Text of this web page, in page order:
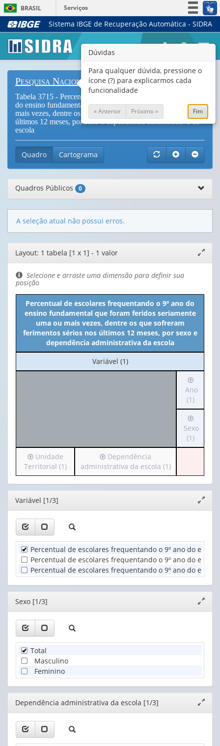
BRASIL
Serviços
Simplifique!
Legislação
Canais
Sistema IBGE de Recuperação Automática - SIDRA
Pesquisa Nacional de Saúde do Escolar
Tabela 3715 - Percentual de escolares frequentando o 9º ano
do ensino fundamental que foram feridos seriamente uma ou
mais vezes, dentre os que sofreram ferimentos sérios nos
últimos 12 meses, por sexo e dependência administrativa da
escola
Quadro Cartograma
Quadros Públicos 0
A seleção atual não possui erros.
Editor
de
layout
janela
Layout: 1 tabela [1 x 1] - 1 valor
Selecione e arraste uma dimensão para definir sua
posição
Percentual de escolares frequentando o 9º ano do
ensino fundamental que foram feridos seriamente
uma ou mais vezes, dentre os que sofreram
ferimentos sérios nos últimos 12 meses, por sexo e
dependência administrativa da escola
No
cabeçalho:
Variável (1)
Irá
para
o
cabeçalho
(possui
apenas
1
valor):
(1)
Ano
(1)
Irá
para
o
cabeçalho
1
valor):
Sexo
Sexo
(1)
Irá
para
o
cabeçalho
(possui
apenas
valor):
Unidade
Territorial
(1)
Unidade
Territorial (1)
Irá
para
o
cabeçalho
Dependência
administrativa
da
escola
(1)
Dependência
administrativa da escola (1)
Editor
janela
Variável [1/3]
Percentual de escolares frequentando o 9º ano do
Percentual de escolares frequentando o 9º ano do
Percentual de escolares frequentando o 9º ano do
Editor
janela
Sexo [1/3]
Total
Masculino
Feminino
Editor
janela
Dependência administrativa da escola [1/3]
Dúvidas
Para qualquer dúvida, pressione o
ícone (?) para explicarmos cada
funcionalidade
« Anterior Próximo » Fim